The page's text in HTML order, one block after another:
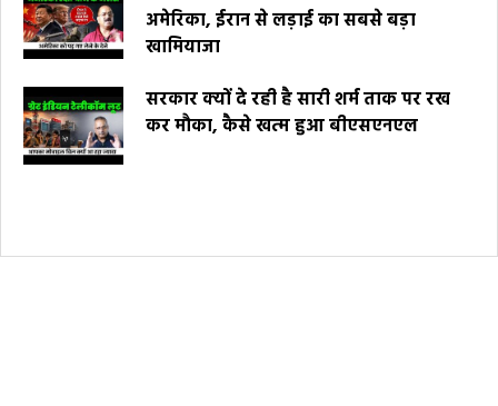
अमेरिका, ईरान से लड़ाई का सबसे बड़ा
खामियाजा
सरकार क्यों दे रही है सारी शर्म ताक पर रख
कर मौका, कैसे खत्म हुआ बीएसएनएल